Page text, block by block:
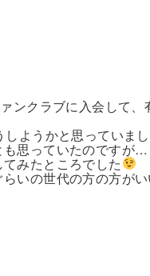
ンクラブに入会して、
ようかと思っていまし
も思っていたのですが…
みたところでした
いの世代の方の方が